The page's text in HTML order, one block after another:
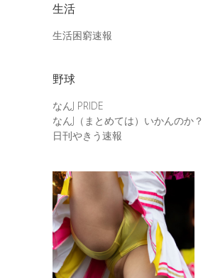
生活
生活困窮速報
野球
なんJ PRIDE
なんJ（まとめては）いかんのか？
日刊やきう速報